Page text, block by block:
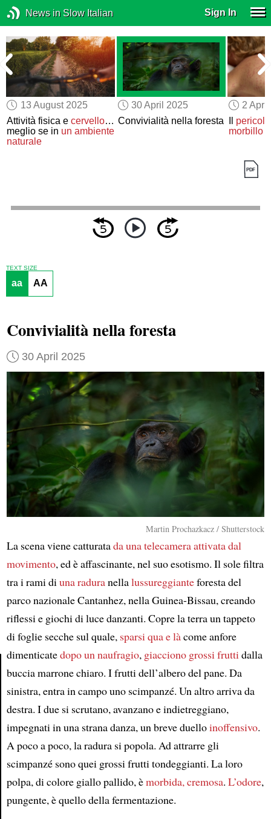
News in Slow Italian Sign In
13 August 2025
Attività fisica ecervello…
meglio se in un ambiente
naturale
30 April 2025
Convivialità nella foresta
2
morbillo
Article
TEXT SIZE
aa AA
Convivialità nella foresta
30 April 2025
Martin Prochazkacz / Shutterstock
La scena viene catturatada una telecamera attivata dal
movimento, ed è affascinante, nel suo esotismo. Il sole filtra
tra i rami diuna raduranellalussureggianteforesta del
parco nazionale Cantanhez, nella Guinea-Bissau, creando
riflessi e giochi di luce danzanti. Copre la terra un tappeto
di foglie secche sul quale, sparsi qua e làcome anfore
dimenticatedopo un naufragio, giacciono grossi fruttidalla
buccia marrone chiaro. I frutti dell’albero del pane. Da
sinistra, entra in campo uno scimpanzé. Un altro arriva da
destra. I due si scrutano, avanzano e indietreggiano,
impegnati in una strana danza, un breve duelloinoffensivo.
A poco a poco, la radura si popola. Ad attrarre gli
scimpanzé sono quei grossi frutti tondeggianti. La loro
polpa, di colore giallo pallido, èmorbida, cremosa. L’odore,
pungente, è quello della fermentazione.